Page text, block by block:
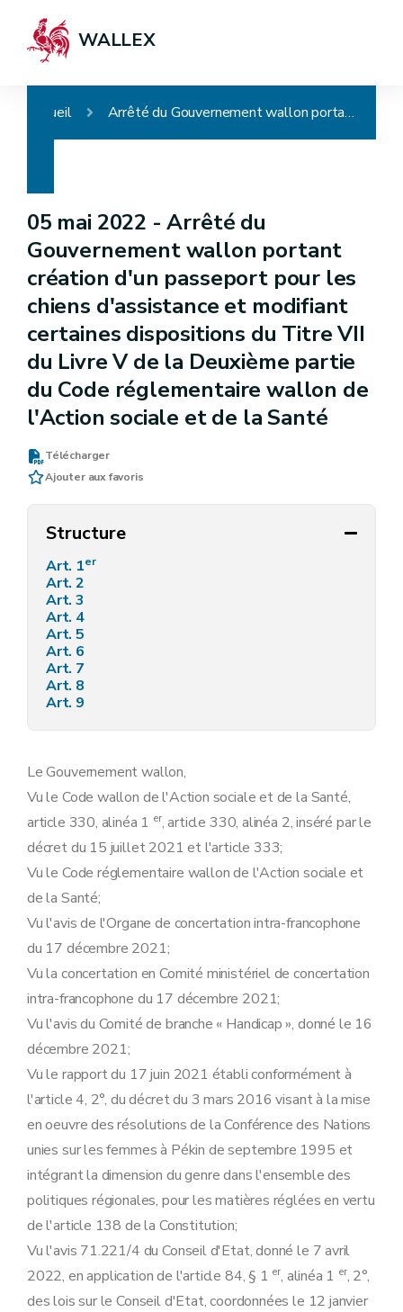
WALLEX
Accueil Arrêté du Gouvernement wallon portant création d'un passeport pour les chiens d'assistance et modifiant certaines dispositions du Titre VII du Livre V de la Deuxième partie du Code réglementaire wallon de l'Action sociale et de la Santé
05 mai 2022 -Arrêté du
Gouvernement wallon portant
création d'un passeport pour les
chiens d'assistance et modifiant
certaines dispositions du Titre VII
du Livre V de la Deuxième partie
du Code réglementaire wallon de
l'Action sociale et de la Santé
Télécharger
Ajouter aux favoris
Structure
Art. 1er
Art. 2
Art. 3
Art. 4
Art. 5
Art. 6
Art. 7
Art. 8
Art. 9
Le Gouvernement wallon,
Vu le Code wallon de l'Action sociale et de la Santé,
article 330, alinéa 1 er, article 330, alinéa 2, inséré par le
décret du 15 juillet 2021 et l'article 333;
Vu le Code réglementaire wallon de l'Action sociale et
de la Santé;
Vu l'avis de l'Organe de concertation intra-francophone
du 17 décembre 2021;
Vu la concertation en Comité ministériel de concertation
intra-francophone du 17 décembre 2021;
Vu l'avis du Comité de branche « Handicap », donné le 16
décembre 2021;
Vu le rapport du 17 juin 2021 établi conformément à
l'article 4, 2°, du décret du 3 mars 2016 visant à la mise
en oeuvre des résolutions de la Conférence des Nations
unies sur les femmes à Pékin de septembre 1995 et
intégrant la dimension du genre dans l'ensemble des
politiques régionales, pour les matières réglées en vertu
de l'article 138 de la Constitution;
Vu l'avis 71.221/4 du Conseil d'Etat, donné le 7 avril
2022, en application de l'article 84, § 1 er, alinéa 1 er, 2°,
des lois sur le Conseil d'Etat, coordonnées le 12 janvier